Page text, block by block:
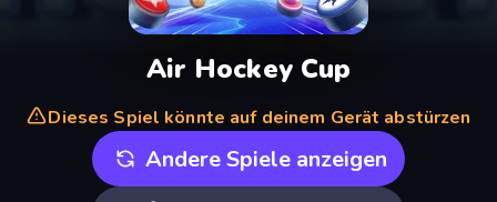
Air Hockey Cup
Dieses Spiel könnte auf deinem Gerät abstürzen
Andere Spiele anzeigen